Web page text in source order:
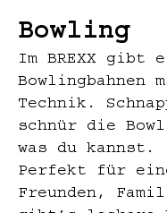
Bowling
Im BREXX gibt
Bowlingbahnen
Technik.
schnür die
was du kannst.
Perfekt für
Freunden,